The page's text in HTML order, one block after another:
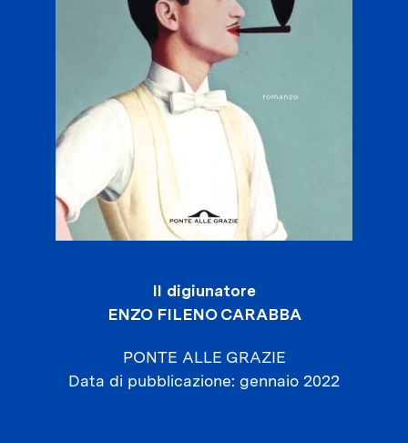
Il digiunatore
ENZO FILENO CARABBA
PONTE ALLE GRAZIE
Data di pubblicazione gennaio 2022